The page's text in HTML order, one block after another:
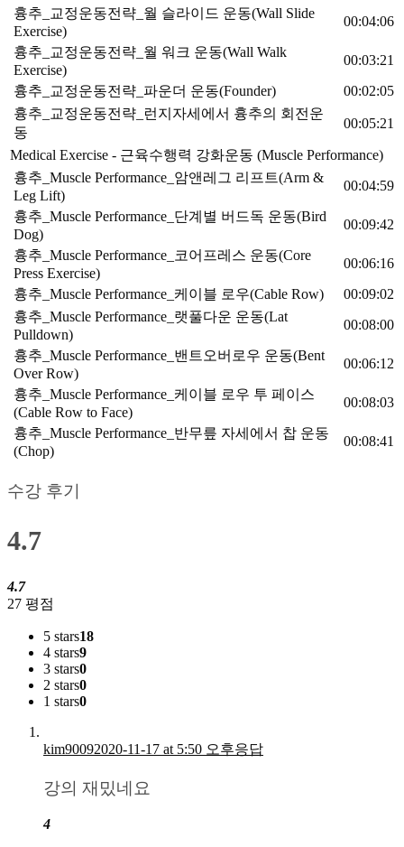
흉추_교정운동전략_월 슬라이드 운동(Wall Slide
Exercise)
00:04:06
흉추_교정운동전략_월 워크 운동(Wall Walk
Exercise)
00:03:21
흉추_교정운동전략_파운더 운동(Founder)
00:02:05
흉추_교정운동전략_런지자세에서 흉추의 회전운
동
00:05:21
Medical Exercise - 근육수행력 강화운동 (Muscle Performance)
흉추_Muscle Performance_암앤레그 리프트(Arm &
Leg Lift)
00:04:59
흉추_Muscle Performance_단계별 버드독 운동(Bird
Dog)
00:09:42
흉추_Muscle Performance_코어프레스 운동(Core
Press Exercise)
00:06:16
흉추_Muscle Performance_케이블 로우(Cable Row)
00:09:02
흉추_Muscle Performance_랫풀다운 운동(Lat
Pulldown)
00:08:00
흉추_Muscle Performance_밴트오버로우 운동(Bent
Over Row)
00:06:12
흉추_Muscle Performance_케이블 로우 투 페이스
(Cable Row to Face)
00:08:03
흉추_Muscle Performance_반무릎 자세에서 찹 운동
(Chop)
00:08:41
수강 후기
4.7
4.7
27 평점
5 stars18
4 stars9
3 stars0
2 stars0
1 stars0
kim90092020-11-17 at 5:50 오후응답
강의 재밌네요
4